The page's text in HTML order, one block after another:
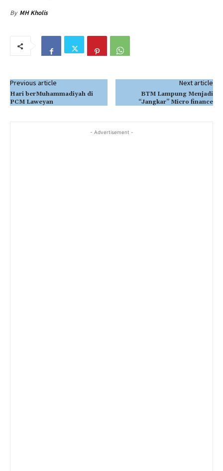
By MH Kholis
Previous article
Hari berMuhammadiyah di
PCM Laweyan
Next article
BTM Lampung Menjadi
“Jangkar” Micro finance
- Advertisement -